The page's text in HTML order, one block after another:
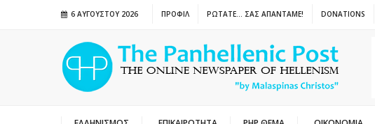
6 ΑΥΓΟΎΣΤΟΥ 2026 ΠΡΟΦΙΛ ΡΩΤΑΤΕ… ΣΑΣ ΑΠΑΝΤΑΜΕ! DONATIONS